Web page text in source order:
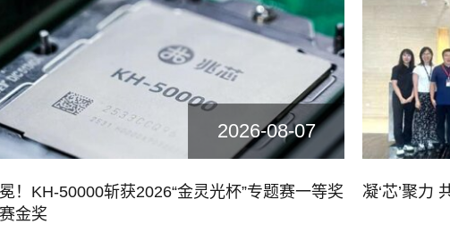
2026-08-07
！KH-50000斩获2026“金灵光杯”专题赛一等奖
金奖
凝‘芯’聚力